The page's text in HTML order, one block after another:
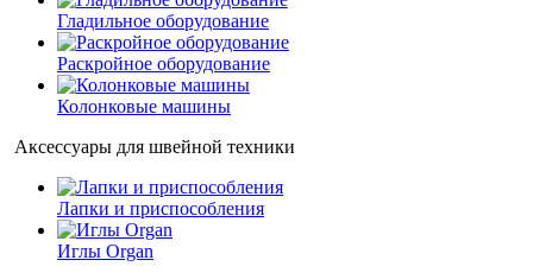
Гладильное оборудование
Раскройное оборудование
Колонковые машины
Аксессуары для швейной техники
Лапки и приспособления
Иглы Organ